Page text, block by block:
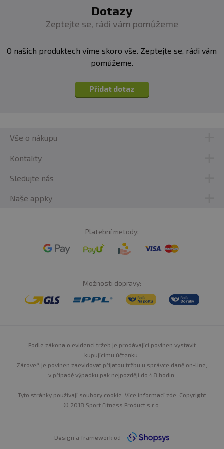
Dotazy
Zeptejte se, rádi vám pomůžeme
O našich produktech víme skoro vše. Zeptejte se, rádi vám
pomůžeme.
Přidat dotaz
Vše o nákupu
Kontakty
Sledujte nás
Naše appky
Platební metody:
Možnosti dopravy:
Podle zákona o evidenci tržeb je prodávající povinen vystavit
kupujícímu účtenku.
Zároveň je povinen zaevidovat přijatou tržbu u správce daně on-line,
v případě výpadku pak nejpozději do 48 hodin.
Tyto stránky používají soubory cookie. Více informací zde . Copyright
© 2018 Sport Fitness Product s.r.o.
Design a framework od